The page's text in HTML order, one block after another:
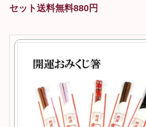
セット送料無料880円